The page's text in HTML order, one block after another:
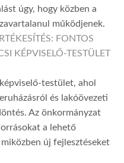
úgy, hogy közben a
működjenek.
FONTOS
KÉPVISELŐ-TESTÜLET
testület, ahol
és lakóövezeti
Az önkormányzat
a lehető
új fejlesztéseket